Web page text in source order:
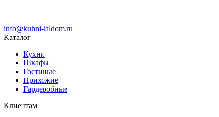
info@kuhni-taldom.ru
Каталог
Кухни
Шкафы
Гостиные
Прихожие
Гардеробные
Клиентам